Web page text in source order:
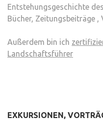
Entstehungsgeschichte
Bücher, Zeitungsbeiträge
Außerdem bin ich
Landschaftsführer
EXKURSIONEN,